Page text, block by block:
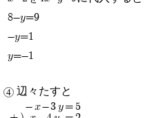
8-y=9
-y=1
y=-1
辺々たすと
-x-3y = 5